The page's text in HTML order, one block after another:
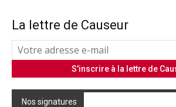
La lettre de Causeur
Nos signatures